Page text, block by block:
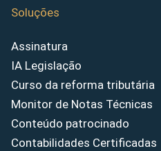
Soluções
Assinatura
IA Legislação
Curso da reforma tributária
Monitor de Notas Técnicas
Conteúdo patrocinado
Contabilidades Certificadas